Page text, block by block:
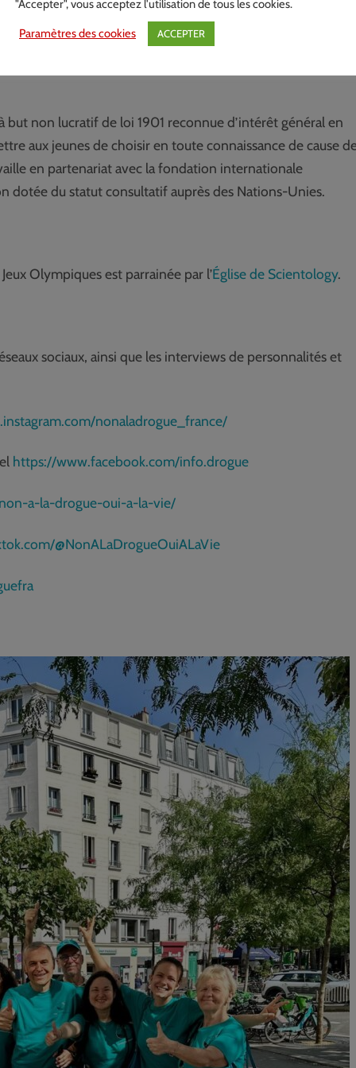
partenaires, ou de célébrités est phénoménal. Ça
phénoménal.»
but non lucratif de loi 1901 reconnue d’intérêt général en
aux jeunes de choisir en toute connaissance de cause
en partenariat avec la fondation internationale
dotée du statut consultatif auprès des Nations-Unies.
Olympiques est parrainée par l’Église de Scientology.
sociaux, ainsi que les interviews de personnalités et
nonaladrogue_france/
https://www.facebook.com/info.drogue
a-la-drogue-oui-a-la-vie/
@NonALaDrogueOuiALaVie
"Accepter", vous acceptez l'utilisation de tous les cookies.
Paramètres des cookies ACCEPTER